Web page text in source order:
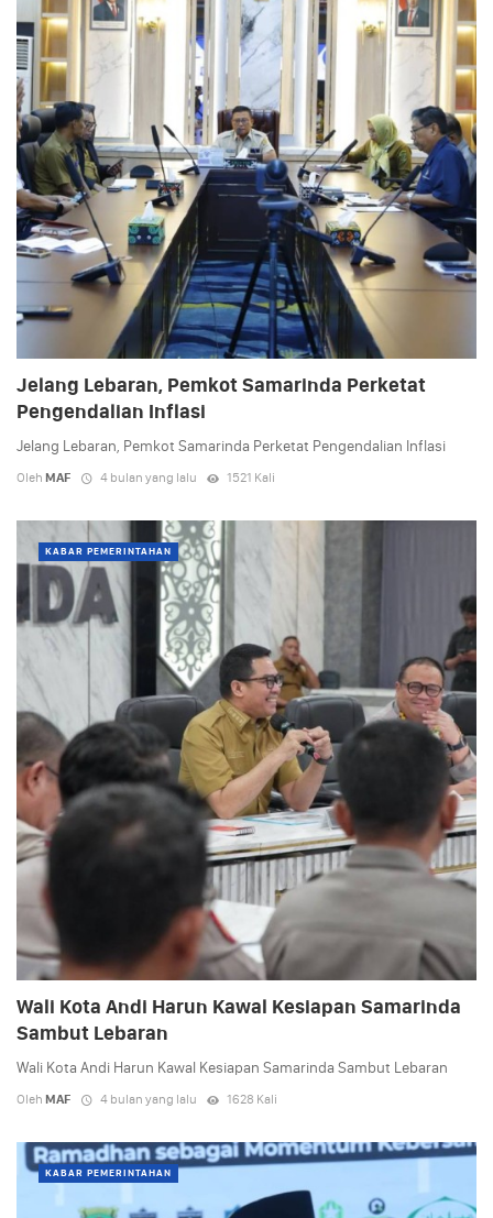
Jelang Lebaran, Pemkot Samarinda Perketat
Pengendalian Inflasi
Jelang Lebaran, Pemkot Samarinda Perketat Pengendalian Inflasi
Oleh MAF 4 bulan yang lalu 1521 Kali
KABAR PEMERINTAHAN
Wali Kota Andi Harun Kawal Kesiapan Samarinda
Sambut Lebaran
Wali Kota Andi Harun Kawal Kesiapan Samarinda Sambut Lebaran
Oleh MAF 4 bulan yang lalu 1628 Kali
KABAR PEMERINTAHAN